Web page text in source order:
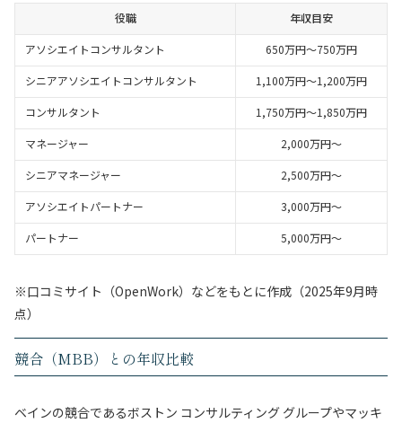
役職 年収目安
アソシエイトコンサルタント 650万円～750万円
シニアアソシエイトコンサルタント 1,100万円～1,200万円
コンサルタント 1,750万円～1,850万円
マネージャー 2,000万円〜
シニアマネージャー 2,500万円〜
アソシエイトパートナー 3,000万円〜
パートナー 5,000万円〜
※口コミサイト（OpenWork）などをもとに作成（2025年9月時
点）
競合（MBB）との年収比較
ベインの競合であるボストン コンサルティング グループやマッキ